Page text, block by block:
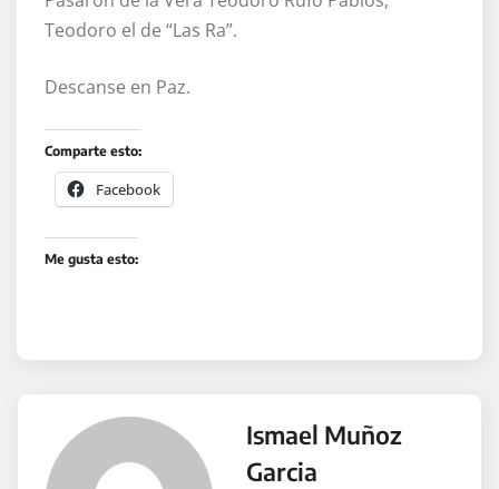
Teodoro el de “Las Ra”.
Descanse en Paz.
Comparte esto:
Facebook
Me gusta esto:
Ismael Muñoz
Garcia